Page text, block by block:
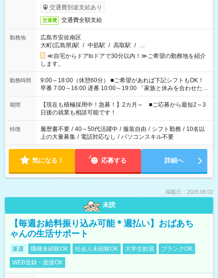
交通費別途支給あり
交通費 交通費全額支給
勤務地
広島市安佐南区
大町(広島県)駅 / 中筋駅 / 高取駅 / …
≪自宅からドアtoドアで30分以内！≫ご希望の勤務地を紹介
します。
勤務時間
9:00～18:00（休憩60分） ■ご希望があれば下記シフトもOK！
早番 7:00～16:00 遅番 10:00～19:00 「家族と休みを合わせた
い」 「余裕を持って夕飯の準備がしたい」 「できれば残業はし
たくない」 など、ご希望を教えてくださいね。 ※Wワーク希望
の方へ 今ご覧のお仕事で希望する勤務時間と、もう1つのお仕事
の勤務時間。 合計で週40時間を超える場合は応募できません。
期間
【現在も積極採用中！急募！】2カ月～ ■ご応募から最短2～3
日後の就業も相談可能です！
特徴 履歴書不要 / 40～50代活躍中 / 服装自由 / シフト勤務 / 10名以
上の大量募集 / 電話対応なし / パソコンスキル不要
気になる！ 応募する 詳細へ
掲載日：2026.08.02
未読
【毎週お給料振り込み可能＊週払い】おばあち
ゃんの生活サポート
派遣 職種未経験OK 社会人未経験OK 大学生歓迎
ブランクOK
WEB登録・面接OK